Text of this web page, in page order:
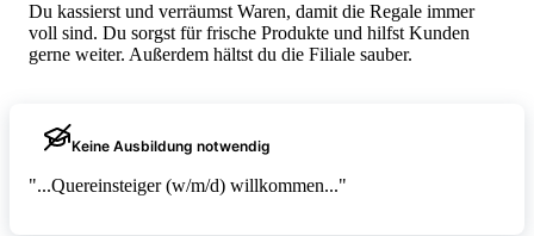
Du kassierst und verräumst Waren, damit die Regale immer
voll sind. Du sorgst für frische Produkte und hilfst Kunden
gerne weiter. Außerdem hältst du die Filiale sauber.
Keine Ausbildung notwendig
"...Quereinsteiger (w/m/d) willkommen..."